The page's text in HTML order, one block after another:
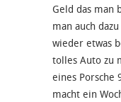
Geld das man
man auch
wieder etwas
tolles Auto zu
eines Porsche
macht ein